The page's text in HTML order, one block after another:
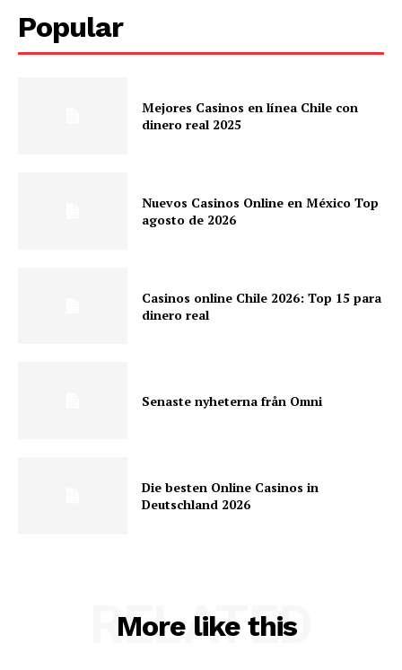
Popular
Mejores Casinos en línea Chile con
dinero real 2025
Nuevos Casinos Online en México Top
agosto de 2026
Casinos online Chile 2026: Top 15 para
dinero real
Senaste nyheterna från Omni
Die besten Online Casinos in
Deutschland 2026
More like this
RELATED